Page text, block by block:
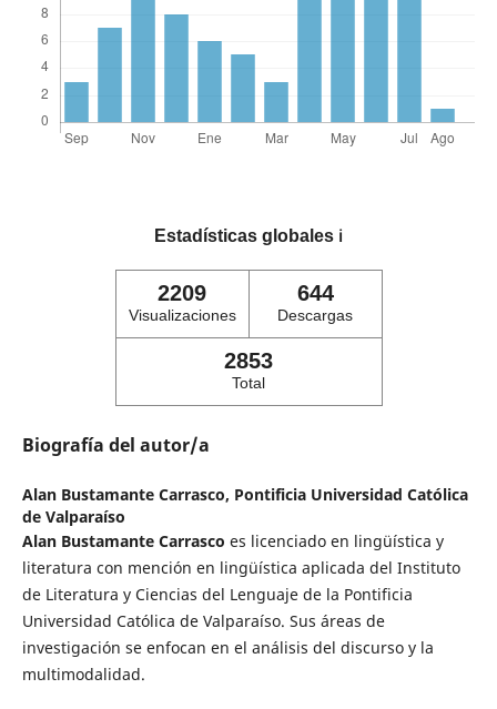
Estadísticas globales ℹ️
2209
Visualizaciones
644
Descargas
2853
Total
Biografía del autor/a
Alan Bustamante Carrasco, Pontificia Universidad Católica
de Valparaíso
Alan Bustamante Carrasco es licenciado en lingüística y
literatura con mención en lingüística aplicada del Instituto
de Literatura y Ciencias del Lenguaje de la Pontificia
Universidad Católica de Valparaíso. Sus áreas de
investigación se enfocan en el análisis del discurso y la
multimodalidad.